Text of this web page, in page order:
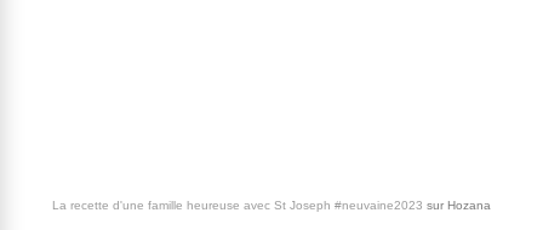
La recette d'une famille heureuse avec St Joseph #neuvaine2023 sur Hozana